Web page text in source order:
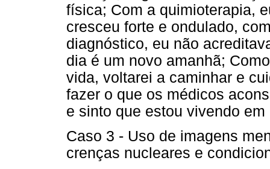
física; Com a quimioterapia,
cresceu forte e ondulado,
diagnóstico, eu não
dia é um novo amanhã;
vida, voltarei a caminhar e
fazer o que os médicos
e sinto que estou vivendo em
Caso 3 - Uso de imagens
crenças nucleares e